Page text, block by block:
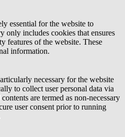
essential for the website to
only includes cookies that ensures
features of the website. These
information.
necessary for the website
to collect user personal data via
are termed as non-necessary
user consent prior to running